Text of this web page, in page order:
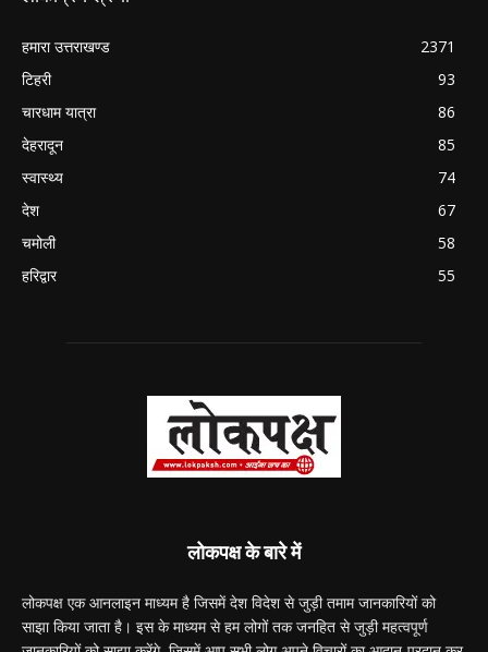
हमारा उत्तराखण्ड
2371
टिहरी
93
चारधाम यात्रा
86
देहरादून
85
स्वास्थ्य
74
देश
67
चमोली
58
हरिद्वार
55
लोकपक्ष के बारे में
लोकपक्ष एक आनलाइन माध्यम है जिसमें देश विदेश से जुड़ी तमाम जानकारियों को
साझा किया जाता है। इस के माध्यम से हम लोगों तक जनहित से जुड़ी महत्वपूर्ण